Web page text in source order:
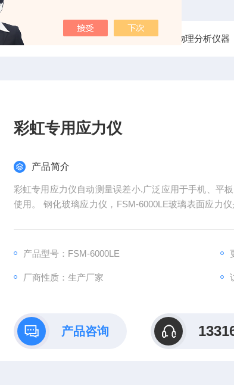
当前位置：首页 产品中心 物理分析仪器
彩虹专用应力仪
产品简介
彩虹专用应力仪自动测量误差小.广泛应用于手机、平
使用。 钢化玻璃应力仪，FSM-6000LE玻璃表面应力
产品型号：FSM-6000LE
厂商性质：生产厂家
产品咨询